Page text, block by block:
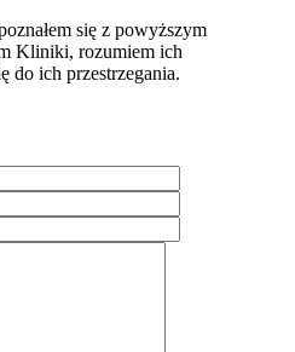
się z powyższym
Kliniki, rozumiem ich
do ich przestrzegania.